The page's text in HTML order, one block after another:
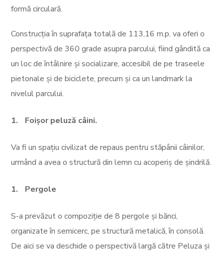
formă circulară.
Construcția în suprafața totală de 113,16 m.p. va oferi o
perspectivă de 360 grade asupra parcului, fiind gândită ca
un loc de întâlnire și socializare, accesibil de pe traseele
pietonale și de biciclete, precum și ca un landmark la
nivelul parcului.
Foișor peluză câini.
Va fi un spațiu civilizat de repaus pentru stăpânii câinilor,
urmând a avea o structură din lemn cu acoperiș de șindrilă.
Pergole
S-a prevăzut o compoziție de 8 pergole și bănci,
organizate în semicerc, pe structură metalică, în consolă.
De aici se va deschide o perspectivă largă către Peluza și